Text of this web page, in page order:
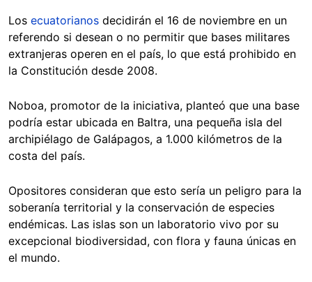
Los ecuatorianos decidirán el 16 de noviembre en un
referendo si desean o no permitir que bases militares
extranjeras operen en el país, lo que está prohibido en
la Constitución desde 2008.
Noboa, promotor de la iniciativa, planteó que una base
podría estar ubicada en Baltra, una pequeña isla del
archipiélago de Galápagos, a 1.000 kilómetros de la
costa del país.
Opositores consideran que esto sería un peligro para la
soberanía territorial y la conservación de especies
endémicas. Las islas son un laboratorio vivo por su
excepcional biodiversidad, con flora y fauna únicas en
el mundo.